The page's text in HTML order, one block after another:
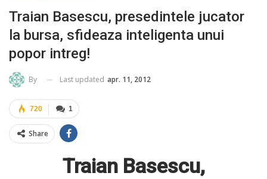
Traian Basescu, presedintele jucator
la bursa, sfideaza inteligenta unui
popor intreg!
By Last updated apr. 11, 2012
1
720
Share
Traian Basescu,